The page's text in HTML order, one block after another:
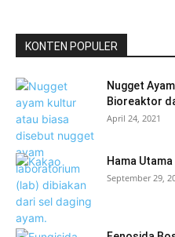
KONTEN POPULER
Nugget
Bioreaktor
April 24, 2021
Hama
September 29,